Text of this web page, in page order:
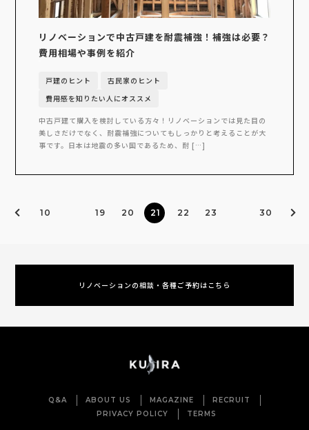
リノベーションで中古戸建を耐震補強！補強は必要？
費用相場や事例を紹介
戸建のヒント
古民家のヒント
費用感を知りたい人にオススメ
中古戸建て購入を検討している方々！リノベーションでは見た目の
美しさだけでなく、耐震補強についてもしっかりと考えることが大
事です。日本は地震の多い国であるため、耐 […]
10 19 20 21 22 23 30
リノベーションの相談・各種ご予約はこちら
Q&A ABOUT US MAGAZINE
RECRUIT
PRIVACY POLICY
TERMS